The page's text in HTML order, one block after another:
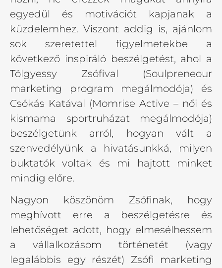
egyedül és motivációt kapjanak a
küzdelemhez. Viszont addig is, ajánlom
sok szeretettel figyelmetekbe a
következő inspiráló beszélgetést, ahol a
Tölgyessy Zsófival (Soulpreneour
marketing program megálmodója) és
Csókás Katával (Momrise Active – női és
kismama sportruházat megálmodója)
beszélgetünk arról, hogyan vált a
szenvedélyünk a hivatásunkká, milyen
buktatók voltak és mi hajtott minket
mindig előre.
Nagyon köszönöm Zsófinak, hogy
meghívott erre a beszélgetésre és
lehetőséget adott, hogy elmesélhessem
a vállalkozásom történetét (vagy
legalábbis egy részét) Zsófi marketing